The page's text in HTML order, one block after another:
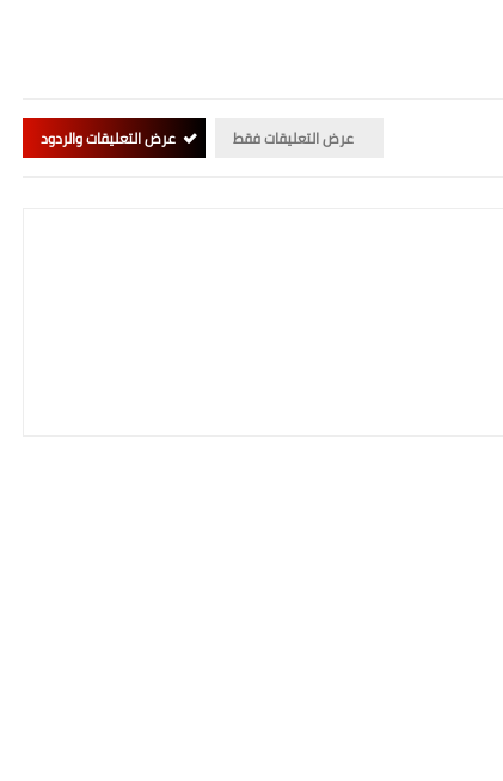
عرض التعليقات فقط عرض التعليقات والردود